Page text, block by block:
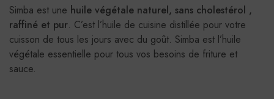
Simba est une huile végétale naturel, sans cholestérol ,
raffiné et pur. C’est l’huile de cuisine distillée pour votre
cuisson de tous les jours avec du goût. Simba est l’huile
végétale essentielle pour tous vos besoins de friture et
sauce.